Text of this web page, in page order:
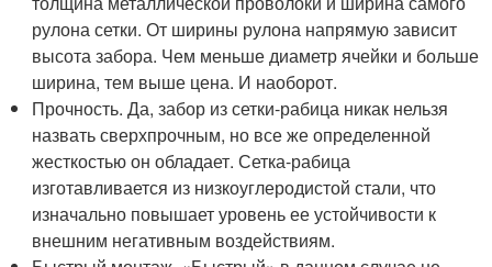
рулона сетки. От ширины рулона напрямую зависит
высота забора. Чем меньше диаметр ячейки и больше
ширина, тем выше цена. И наоборот.
Прочность. Да, забор из сетки-рабица никак нельзя
назвать сверхпрочным, но все же определенной
жесткостью он обладает. Сетка-рабица
изготавливается из низкоуглеродистой стали, что
изначально повышает уровень ее устойчивости к
внешним негативным воздействиям.